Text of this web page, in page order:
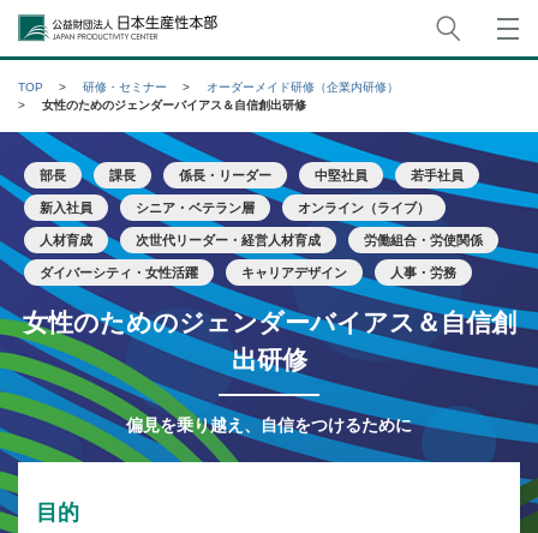
公益財団法人日本生産性本部
TOP 研修・セミナー
オーダーメイド研修（企業内研修）
女性のためのジェンダーバイアス＆自信創出研修
部長 課長 係長・リーダー 中堅社員 若手社員
新入社員 シニア・ベテラン層 オンライン（ライブ）
人材育成 次世代リーダー・経営人材育成 労働組合・労使関係
ダイバーシティ・女性活躍 キャリアデザイン 人事・労務
女性のためのジェンダーバイアス＆自信創
出研修
偏見を乗り越え、自信をつけるために
目的